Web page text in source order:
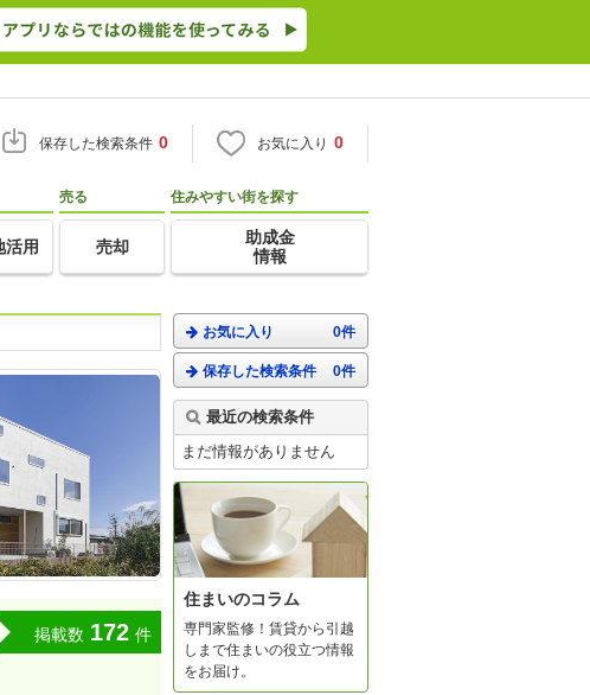
保存した検索条件 0 お気に入り 0
活用
売る
売却
住みやすい街を探す
助成金
情報
掲載数 172 件
お気に入り 0件
保存した検索条件 0件
最近の検索条件
まだ情報がありません
住まいのコラム
専門家監修！賃貸から引越
しまで住まいの役立つ情報
をお届け。